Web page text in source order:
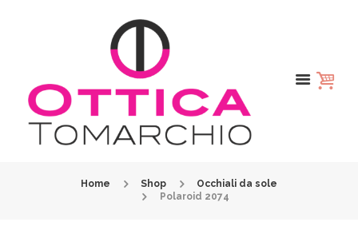
Home Shop
Occhiali da sole
Polaroid 2074